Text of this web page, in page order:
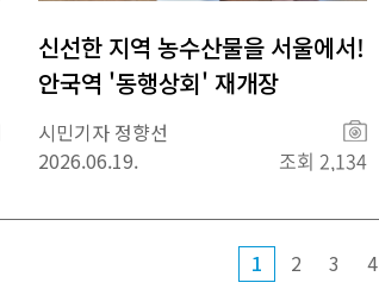
신선한 지역 농수산물을 서울에서!
안국역 '동행상회' 재개장
시민기자 정향선
2026.06.19.
사
진
조회 2,134
1 2 3 4